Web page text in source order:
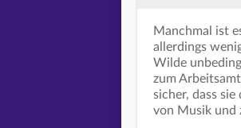
Manchmal ist
allerdings
Wilde
zum
sicher, dass
von Musik und